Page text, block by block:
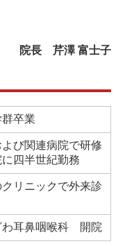
院長 芹澤 富士子
卒業
び関連病院で研修
四半世紀勤務
リニックで外来診
わ耳鼻咽喉科 開院